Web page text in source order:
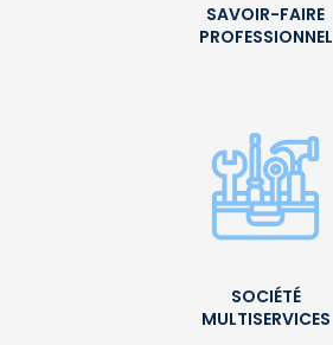
SAVOIR-FAIRE
PROFESSIONNEL
SOCIÉTÉ
MULTISERVICES